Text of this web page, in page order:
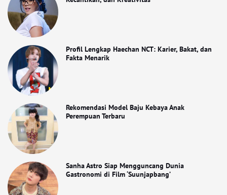
Profil Lengkap Haechan NCT: Karier, Bakat, dan
Fakta Menarik
Rekomendasi Model Baju Kebaya Anak
Perempuan Terbaru
Sanha Astro Siap Mengguncang Dunia
Gastronomi di Film ‘Suunjapbang’